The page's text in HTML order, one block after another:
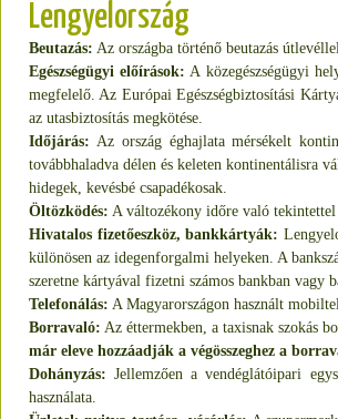
Lengyelország
Beutazás: Az országba történő beutazás
Egészségügyi előírások: A közegészségügyi
megfelelő. Az Európai Egészségbiztosítási
az utasbiztosítás megkötése.
Időjárás: Az ország éghajlata mérsékelt
továbbhaladva délen és keleten kontinentálisra
hidegek, kevésbé csapadékosak.
Öltözködés: A változékony időre való
Hivatalos fizetőeszköz, bankkártyák:
különösen az idegenforgalmi helyeken. A
szeretne kártyával fizetni számos bankban vagy
Telefonálás: A Magyarországon használt
Borravaló: Az éttermekben, a taxisnak szokás
már eleve hozzáadják a végösszeghez a
Dohányzás: Jellemzően a vendéglátóipari
használata.